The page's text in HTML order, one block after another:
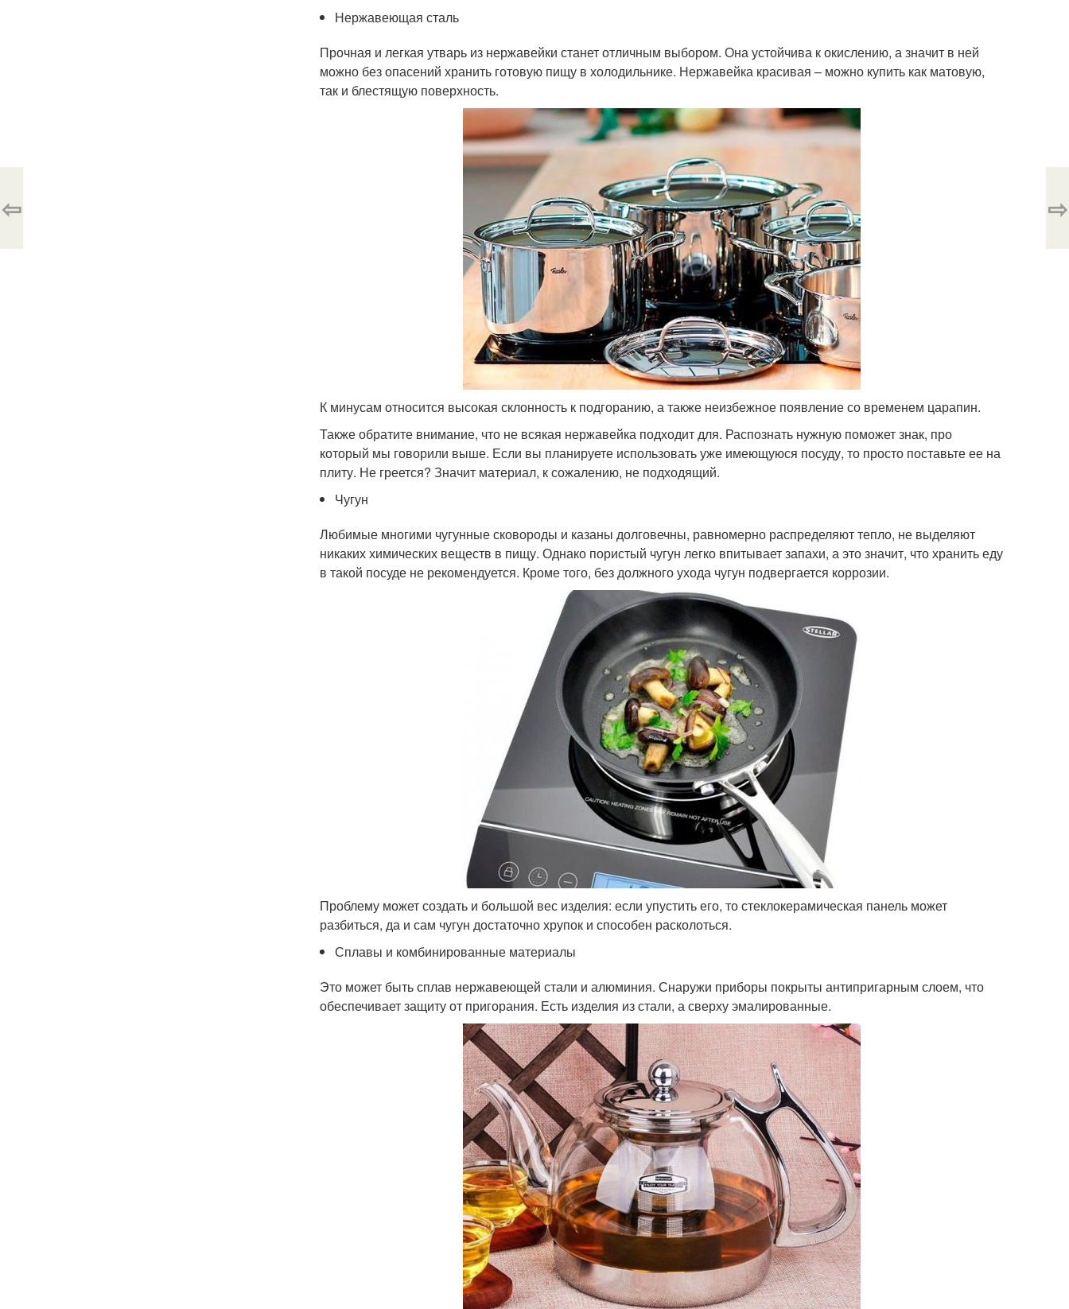
Нержавеющая сталь
Прочная и легкая утварь из нержавейки станет отличным выбором. Она устойчива к окислению, а значит в ней
можно без опасений хранить готовую пищу в холодильнике. Нержавейка красивая – можно купить как матовую,
так и блестящую поверхность.
К минусам относится высокая склонность к подгоранию, а также неизбежное появление со временем царапин.
Также обратите внимание, что не всякая нержавейка подходит для. Распознать нужную поможет знак, про
который мы говорили выше. Если вы планируете использовать уже имеющуюся посуду, то просто поставьте ее на
плиту. Не греется? Значит материал, к сожалению, не подходящий.
Чугун
Любимые многими чугунные сковороды и казаны долговечны, равномерно распределяют тепло, не выделяют
никаких химических веществ в пищу. Однако пористый чугун легко впитывает запахи, а это значит, что хранить еду
в такой посуде не рекомендуется. Кроме того, без должного ухода чугун подвергается коррозии.
Проблему может создать и большой вес изделия: если упустить его, то стеклокерамическая панель может
разбиться, да и сам чугун достаточно хрупок и способен расколоться.
Сплавы и комбинированные материалы
Это может быть сплав нержавеющей стали и алюминия. Снаружи приборы покрыты антипригарным слоем, что
обеспечивает защиту от пригорания. Есть изделия из стали, а сверху эмалированные.
⇦ ⇨